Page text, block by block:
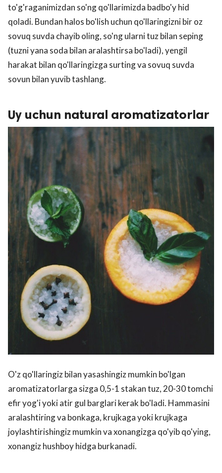
to'g'raganimizdan so'ng qo'llarimizda badbo'y hid
qoladi. Bundan halos bo'lish uchun qo'llaringizni bir oz
sovuq suvda chayib oling, so'ng ularni tuz bilan seping
(tuzni yana soda bilan aralashtirsa bo'ladi), yengil
harakat bilan qo'llaringizga surting va sovuq suvda
sovun bilan yuvib tashlang.
Uy uchun natural aromatizatorlar
O'z qo'llaringiz bilan yasashingiz mumkin bo'lgan
aromatizatorlarga sizga 0,5-1 stakan tuz, 20-30 tomchi
efir yog'i yoki atir gul barglari kerak bo'ladi. Hammasini
aralashtiring va bonkaga, krujkaga yoki krujkaga
joylashtirishingiz mumkin va xonangizga qo'yib qo'ying,
xonangiz hushboy hidga burkanadi.